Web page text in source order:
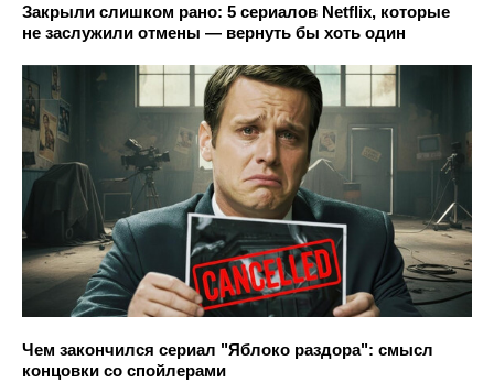
Закрыли слишком рано: 5 сериалов Netflix, которые
не заслужили отмены — вернуть бы хоть один
Чем закончился сериал "Яблоко раздора": смысл
концовки со спойлерами